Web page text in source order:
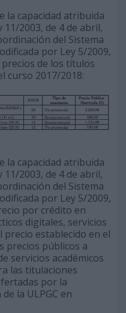
la capacidad atribuida
11/2003, de 4 de abril,
del Sistema
por Ley 5/2009,
de los títulos
curso 2017/2018:
la capacidad atribuida
11/2003, de 4 de abril,
del Sistema
por Ley 5/2009,
por crédito en
digitales, servicios
establecido en el
precios públicos a
servicios académicos
las titulaciones
por la
la ULPGC en